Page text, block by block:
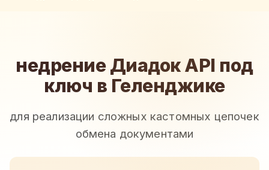
недрение Диадок API под
ключ в Геленджике
для реализации сложных кастомных цепочек
обмена документами